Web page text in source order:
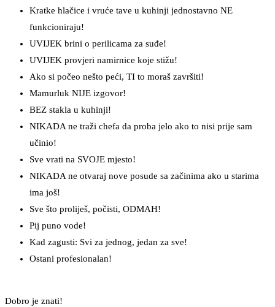
Kratke hlačice i vruće tave u kuhinji jednostavno NE
funkcioniraju!
UVIJEK brini o perilicama za suđe!
UVIJEK provjeri namirnice koje stižu!
Ako si počeo nešto peći, TI to moraš završiti!
Mamurluk NIJE izgovor!
BEZ stakla u kuhinji!
NIKADA ne traži chefa da proba jelo ako to nisi prije sam
učinio!
Sve vrati na SVOJE mjesto!
NIKADA ne otvaraj nove posude sa začinima ako u starima
ima još!
Sve što proliješ, počisti, ODMAH!
Pij puno vode!
Kad zagusti: Svi za jednog, jedan za sve!
Ostani profesionalan!
Dobro je znati!